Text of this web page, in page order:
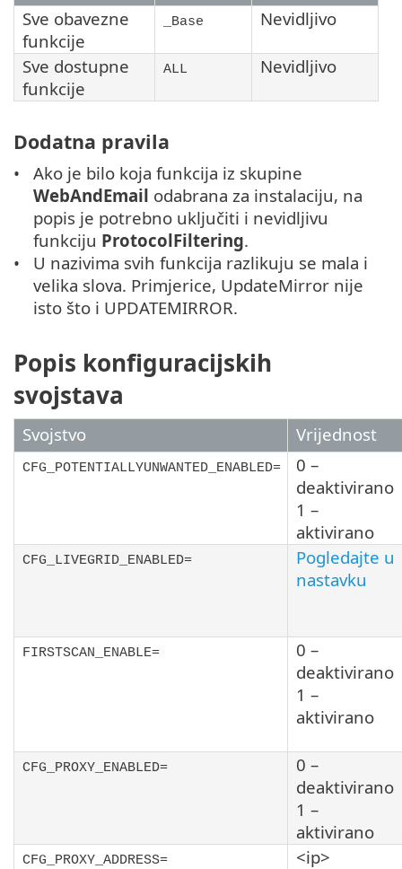
Sve obavezne
funkcije
_Base Nevidljivo
Sve dostupne
funkcije
ALL Nevidljivo
Dodatna pravila
Ako je bilo koja funkcija iz skupine
WebAndEmail odabrana za instalaciju, na
popis je potrebno uključiti i nevidljivu
funkciju ProtocolFiltering.
U nazivima svih funkcija razlikuju se mala i
velika slova. Primjerice, UpdateMirror nije
isto što i UPDATEMIRROR.
Popis konfiguracijskih
svojstava
Svojstvo Vrijednost
CFG_POTENTIALLYUNWANTED_ENABLED=
0 –
deaktivirano
1 –
aktivirano
CFG_LIVEGRID_ENABLED=
Pogledajte u
nastavku
FIRSTSCAN_ENABLE=
0 –
deaktivirano
1 –
aktivirano
CFG_PROXY_ENABLED=
0 –
deaktivirano
1 –
aktivirano
CFG_PROXY_ADDRESS= <ip>